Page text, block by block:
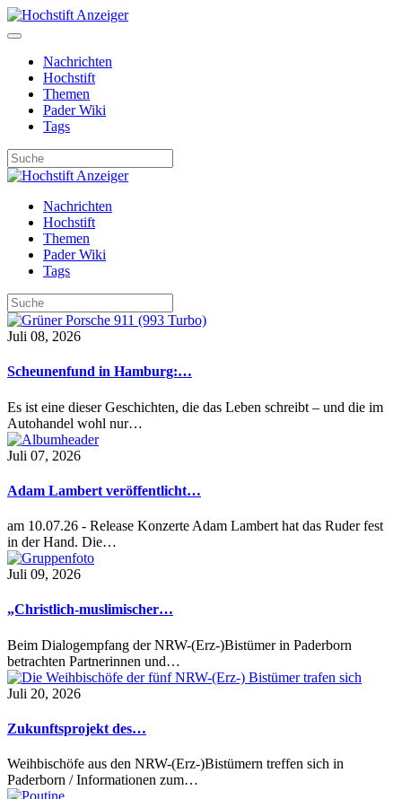
Nachrichten
Hochstift
Themen
Pader Wiki
Tags
Nachrichten
Hochstift
Themen
Pader Wiki
Tags
Juli 08, 2026
Scheunenfund in Hamburg:…
Es ist eine dieser Geschichten, die das Leben schreibt – und die im
Autohandel wohl nur…
Juli 07, 2026
Adam Lambert veröffentlicht…
am 10.07.26 - Release Konzerte Adam Lambert hat das Ruder fest
in der Hand. Die…
Juli 09, 2026
„Christlich-muslimischer…
Beim Dialogempfang der NRW-(Erz-)Bistümer in Paderborn
betrachten Partnerinnen und…
Juli 20, 2026
Zukunftsprojekt des…
Weihbischöfe aus den NRW-(Erz-)Bistümern treffen sich in
Paderborn / Informationen zum…